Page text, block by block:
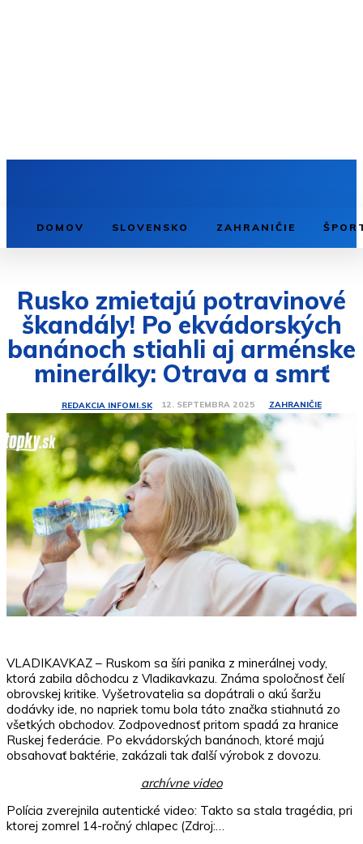
DOMOV SLOVENSKO ZAHRANIČIE
Rusko zmietajú potravinové
škandály! Po ekvádorských
banánoch stiahli aj arménske
minerálky: Otrava a smrť
REDAKCIA INFOMI.SK 12. SEPTEMBRA 2025 ZAHRANIČIE
VLADIKAVKAZ – Ruskom sa šíri panika z minerálnej vody,
ktorá zabila dôchodcu z Vladikavkazu. Známa spoločnosť čelí
obrovskej kritike. Vyšetrovatelia sa dopátrali o akú šaržu
dodávky ide, no napriek tomu bola táto značka stiahnutá zo
všetkých obchodov. Zodpovednosť pritom spadá za hranice
Ruskej federácie. Po ekvádorských banánoch, ktoré majú
obsahovať baktérie, zakázali tak ďalší výrobok z dovozu.
archívne video
Polícia zverejnila autentické video: Takto sa stala tragédia, pri
ktorej zomrel 14-ročný chlapec (Zdroj:…